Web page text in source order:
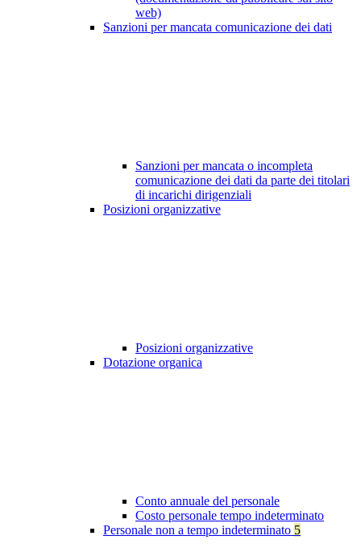
web)
Sanzioni per mancata comunicazione dei dati
Sanzioni per mancata o incompleta
comunicazione dei dati da parte dei titolari
di incarichi dirigenziali
Posizioni organizzative
Posizioni organizzative
Dotazione organica
Conto annuale del personale
Costo personale tempo indeterminato
Personale non a tempo indeterminato 5